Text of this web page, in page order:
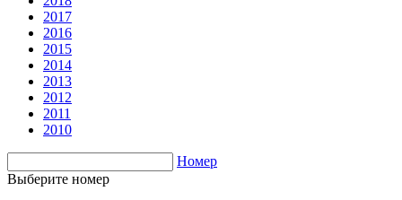
2017
2016
2015
2014
2013
2012
2011
2010
Номер
Выберите номер